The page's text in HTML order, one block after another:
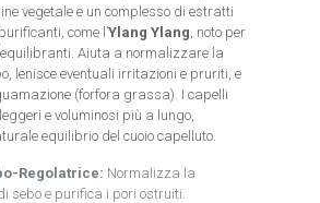
vegetale e un complesso di estratti
come l’Ylang Ylang, noto per
Aiuta a normalizzare la
lenisce eventuali irritazioni e pruriti, e
(forfora grassa). I capelli
e voluminosi più a lungo,
equilibrio del cuoio capelluto.
Regolatrice: Normalizza la
sebo e purifica i pori ostruiti.